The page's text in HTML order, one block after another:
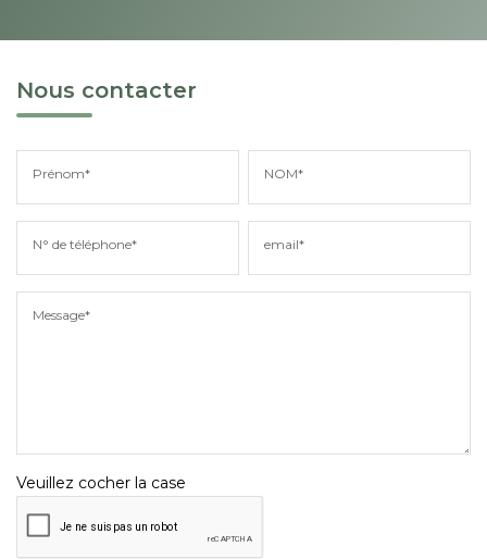
Nous contacter
Prénom* NOM*
N° de téléphone* email*
Message*
Veuillez cocher la case